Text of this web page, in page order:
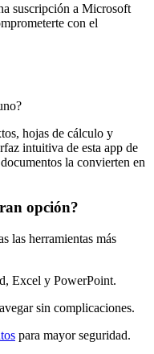
suscripción a Microsoft
con el
hojas de cálculo y
intuitiva de esta app de
la convierten en
opción?
las herramientas más
Excel y PowerPoint.
sin complicaciones.
para mayor seguridad.